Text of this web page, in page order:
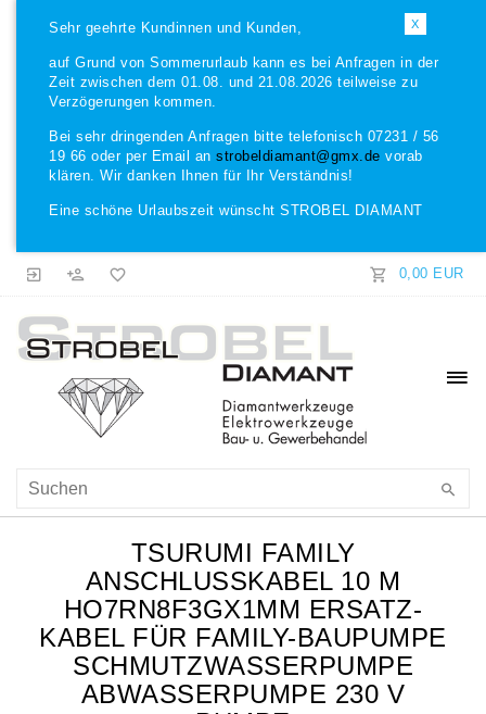
X
Sehr geehrte Kundinnen und Kunden,
auf Grund von Sommerurlaub kann es bei Anfragen in der
Zeit zwischen dem 01.08. und 21.08.2026 teilweise zu
Verzögerungen kommen.
Bei sehr dringenden Anfragen bitte telefonisch 07231 / 56
19 66 oder per Email an strobeldiamant@gmx.de vorab
klären. Wir danken Ihnen für Ihr Verständnis!
Eine schöne Urlaubszeit wünscht STROBEL DIAMANT
0,00 EUR
TSURUMI FAMILY
ANSCHLUSSKABEL 10 M H
O7RN8F3GX1MM ERSATZ-K
ABEL FÜR FAMILY-BAUPUMPE S
CHMUTZWASSERPUMPE A
BWASSERPUMPE 230 V P